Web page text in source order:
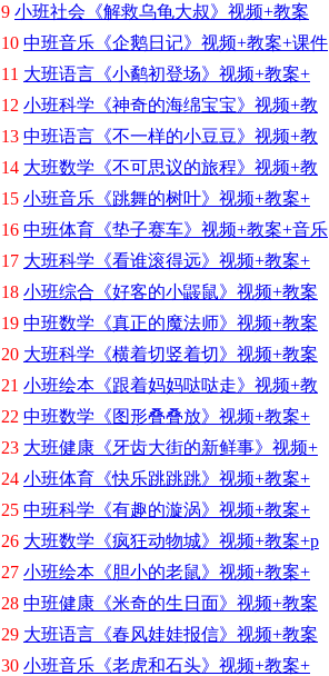
9 小班社会《解救乌龟大叔》视频+教案
10 中班音乐《企鹅日记》视频+教案+课件
11 大班语言《小鹬初登场》视频+教案+
12 小班科学《神奇的海绵宝宝》视频+教
13 中班语言《不一样的小豆豆》视频+教
14 大班数学《不可思议的旅程》视频+教
15 小班音乐《跳舞的树叶》视频+教案+
16 中班体育《垫子赛车》视频+教案+音乐
17 大班科学《看谁滚得远》视频+教案+
18 小班综合《好客的小鼹鼠》视频+教案
19 中班数学《真正的魔法师》视频+教案
20 大班科学《横着切竖着切》视频+教案
21 小班绘本《跟着妈妈哒哒走》视频+教
22 中班数学《图形叠叠放》视频+教案+
23 大班健康《牙齿大街的新鲜事》视频+
24 小班体育《快乐跳跳跳》视频+教案+
25 中班科学《有趣的漩涡》视频+教案+
26 大班数学《疯狂动物城》视频+教案+p
27 小班绘本《胆小的老鼠》视频+教案+
28 中班健康《米奇的生日面》视频+教案
29 大班语言《春风娃娃报信》视频+教案
30 小班音乐《老虎和石头》视频+教案+